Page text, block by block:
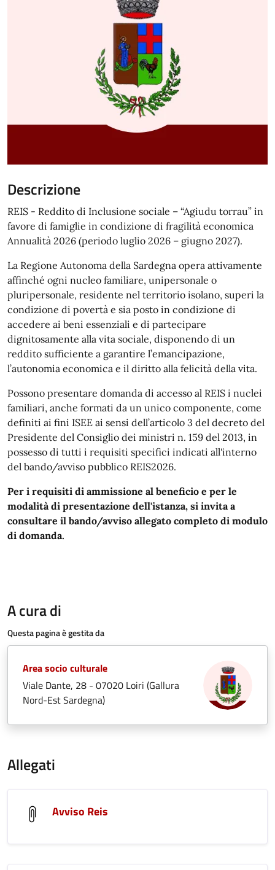
Descrizione
REIS - Reddito di Inclusione sociale – “Agiudu torrau” in
favore di famiglie in condizione di fragilità economica
Annualità 2026 (periodo luglio 2026 – giugno 2027).
La Regione Autonoma della Sardegna opera attivamente
affinché ogni nucleo familiare, unipersonale o
pluripersonale, residente nel territorio isolano, superi la
condizione di povertà e sia posto in condizione di
accedere ai beni essenziali e di partecipare
dignitosamente alla vita sociale, disponendo di un
reddito sufficiente a garantire l’emancipazione,
l’autonomia economica e il diritto alla felicità della vita.
Possono presentare domanda di accesso al REIS i nuclei
familiari, anche formati da un unico componente, come
definiti ai fini ISEE ai sensi dell’articolo 3 del decreto del
Presidente del Consiglio dei ministri n. 159 del 2013, in
possesso di tutti i requisiti specifici indicati all'interno
del bando/avviso pubblico REIS2026.
Per i requisiti di ammissione al beneficio e per le
modalità di presentazione dell'istanza, si invita a
consultare il bando/avviso allegato completo di modulo
di domanda.
A cura di
Questa pagina è gestita da
Area socio culturale
Viale Dante, 28 - 07020 Loiri (Gallura
Nord-Est Sardegna)
Allegati
Avviso Reis